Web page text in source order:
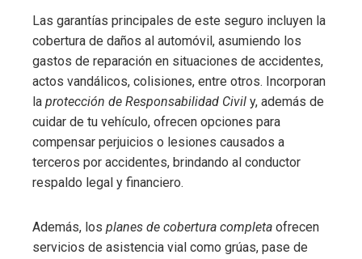
Las garantías principales de este seguro incluyen la
cobertura de daños al automóvil, asumiendo los
gastos de reparación en situaciones de accidentes,
actos vandálicos, colisiones, entre otros. Incorporan
la protección de Responsabilidad Civil y, además de
cuidar de tu vehículo, ofrecen opciones para
compensar perjuicios o lesiones causados a
terceros por accidentes, brindando al conductor
respaldo legal y financiero.
Además, los planes de cobertura completa ofrecen
servicios de asistencia vial como grúas, pase de